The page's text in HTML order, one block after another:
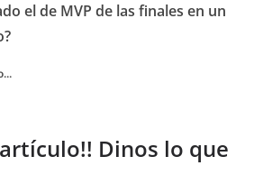
el de MVP de las finales en un
Dinos lo que